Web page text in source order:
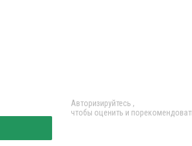
Авторизируйтесь ,
чтобы оценить и